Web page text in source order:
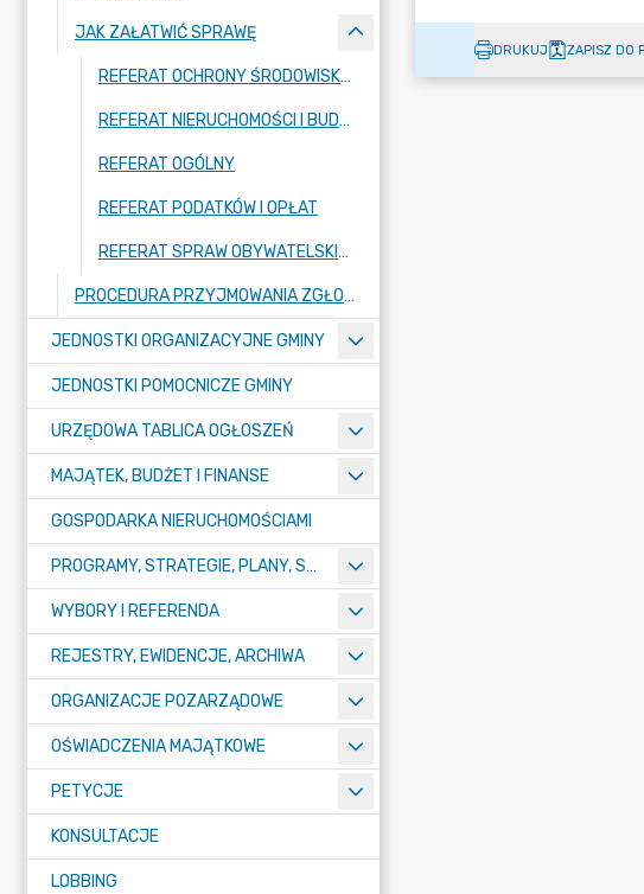
JAK ZAŁATWIĆ SPRAWĘ
REFERAT OCHRONY ŚRODOWISKA I BEZPIECZEŃSTWA
REFERAT NIERUCHOMOŚCI I BUDOWNICTWA
REFERAT OGÓLNY
REFERAT PODATKÓW I OPŁAT
REFERAT SPRAW OBYWATELSKICH
PROCEDURA PRZYJMOWANIA ZGŁOSZEŃ SYGNALIZACYJNYCH W URZĘDZIE
JEDNOSTKI ORGANIZACYJNE GMINY
JEDNOSTKI POMOCNICZE GMINY
URZĘDOWA TABLICA OGŁOSZEŃ
MAJĄTEK, BUDŻET I FINANSE
GOSPODARKA NIERUCHOMOŚCIAMI
PROGRAMY, STRATEGIE, PLANY, SPRAWOZDANIA I OPRACOWANIA
WYBORY I REFERENDA
REJESTRY, EWIDENCJE, ARCHIWA
ORGANIZACJE POZARZĄDOWE
OŚWIADCZENIA MAJĄTKOWE
PETYCJE
KONSULTACJE
LOBBING
DRUKUJ ZAPISZ DO